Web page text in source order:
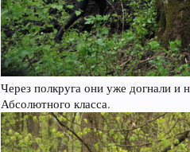
Через полкруга они уже догнали и
Абсолютного класса.